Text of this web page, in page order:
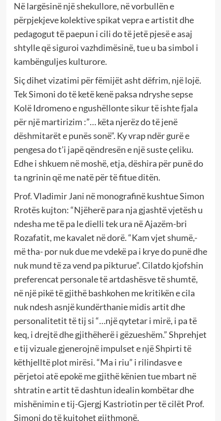
Në largësinë një shekullore, në vorbullën e
përpjekjeve kolektive spikat vepra e artistit dhe
pedagogut të paepun i cili do të jetë pjesë e asaj
shtylle që siguroi vazhdimësinë, tue u ba simbol i
kambënguljes kulturore.
Siç dihet vizatimi për fëmijët asht dëfrim, një lojë.
Tek Simoni do të ketë kenë paksa ndryshe sepse
Kolë Idromeno e ngushëllonte sikur të ishte fjala
për një martirizim :”… këta njerëz do të jenë
dëshmitarët e punës sonë”. Ky vrap ndër gurë e
pengesa do t’i japë qëndresën e një suste çeliku.
Edhe i shkuem në moshë, etja, dëshira për punë do
ta ngrinin që me natë për të fitue ditën.
Prof. Vladimir Jani në monografinë kushtue Simon
Rrotës kujton: “Njëherë para nja gjashtë vjetësh u
ndesha me të pa le dielli tek ura në Ajazëm-bri
Rozafatit, me kavalet në dorë. “Kam vjet shumë,-
më tha- por nuk due me vdekë pa i krye do punë dhe
nuk mund të za vend pa pikturue”. Cilatdo kjofshin
preferencat personale të artdashësve të shumtë,
në një pikë të gjithë bashkohen me kritikën e cila
nuk ndesh asnjë kundërthanie midis artit dhe
personalitetit të tij si “…një qytetar i mirë, i pa të
keq, i drejtë dhe gjithëherë i gëzueshëm.” Shprehjet
e tij vizuale gjenerojnë impulset e një Shpirti të
këthjelltë plot mirësi. “Ma i riu” i rilindasve e
përjetoi atë epokë me gjithë kënien tue mbart në
shtratin e artit të dashtun idealin kombëtar dhe
mishënimin e tij-Gjergj Kastriotin per të cilët Prof.
Simoni do të kujtohet gjithmonë.